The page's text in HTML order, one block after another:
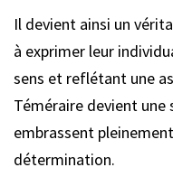
Il devient ainsi un
à exprimer leur
sens et reflétant une
Téméraire devient
embrassent
détermination.